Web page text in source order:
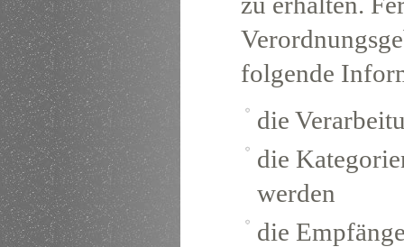
folgende
die
die
werden
die